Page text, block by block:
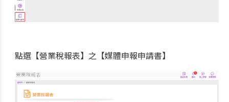
點選【營業稅報表】之【媒體申報申請書】